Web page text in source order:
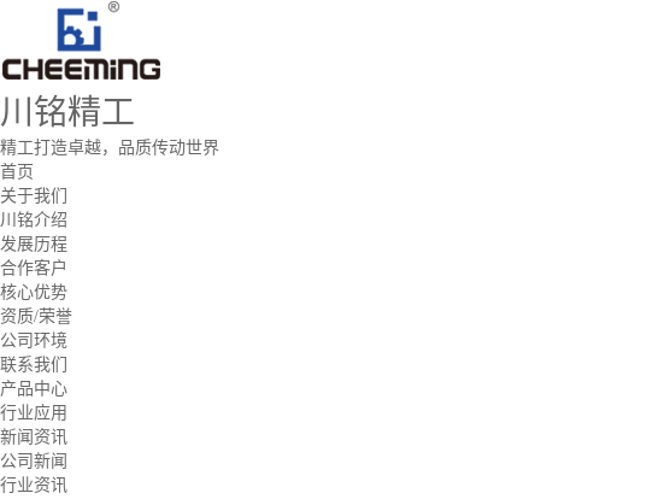
川铭精工
精工打造卓越，品质传动世界
首页
关于我们
川铭介绍
发展历程
合作客户
核心优势
资质/荣誉
公司环境
联系我们
产品中心
行业应用
新闻资讯
公司新闻
行业资讯